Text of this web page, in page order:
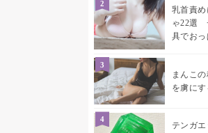
乳首責
ゃ22選
具でおっ
まんこ
を虜に
テンガ